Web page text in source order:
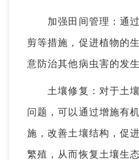
加强田间管理：通过
剪等措施，促进植物的
意防治其他病虫害的发生
土壤修复：对于土壤
问题，可以通过增施有
施，改善土壤结构，促
繁殖，从而恢复土壤生态